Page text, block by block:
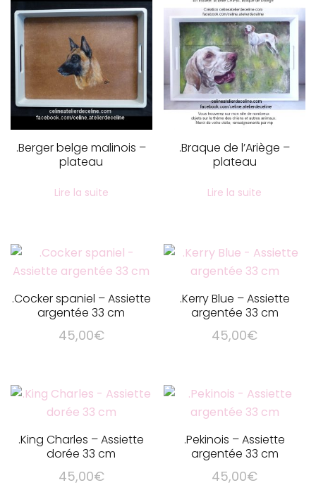
.Berger belge malinois –
plateau
Lire la suite
.Braque de l’Ariège –
plateau
Lire la suite
.Cocker spaniel – Assiette
argentée 33 cm
45,00€
.Kerry Blue – Assiette
argentée 33 cm
45,00€
.King Charles – Assiette
dorée 33 cm
45,00€
.Pekinois – Assiette
argentée 33 cm
45,00€